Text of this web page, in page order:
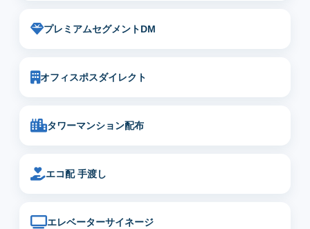
プレミアムセグメントDM
オフィスポスダイレクト
タワーマンション配布
エコ配 手渡し
エレベーターサイネージ